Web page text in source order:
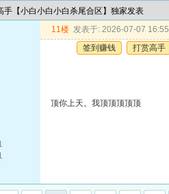
手【小白小白小白杀尾合区】独家发表
11楼 发表于: 2026-07-07 16:55
签到赚钱
打赏高手
顶你上天。我顶顶顶顶顶